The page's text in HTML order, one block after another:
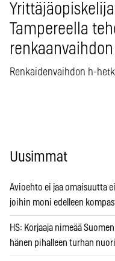
Tampereella
renkaanvaihdon
Renkaidenvaihdon h-
Uusimmat
Avioehto ei jaa omaisuutta
joihin moni edelleen
HS: Korjaaja nimeää
hänen pihalleen turhan